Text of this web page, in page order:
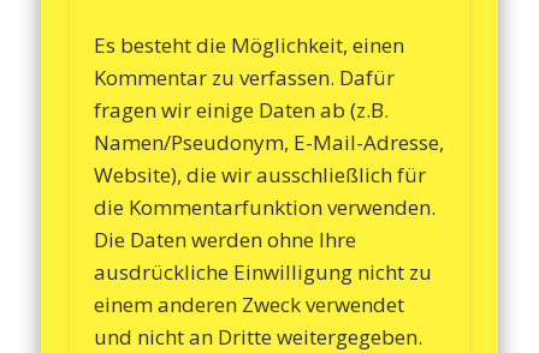
Es besteht die Möglichkeit, einen
Kommentar zu verfassen. Dafür
fragen wir einige Daten ab (z.B.
Namen/Pseudonym, E-Mail-Adresse,
Website), die wir ausschließlich für
die Kommentarfunktion verwenden.
Die Daten werden ohne Ihre
ausdrückliche Einwilligung nicht zu
einem anderen Zweck verwendet
und nicht an Dritte weitergegeben.